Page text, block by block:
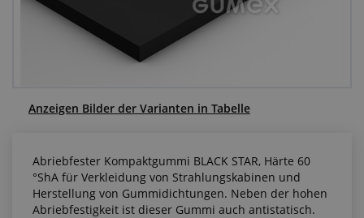
Anfragezentrum
Alles über den Einkauf
Anzeigen Bilder der Varianten in Tabelle
Abriebfester Kompaktgummi BLACK STAR, Härte 60
°ShA für Verkleidung von Strahlungskabinen und
Herstellung von Gummidichtungen. Neben der hohen
Abriebfestigkeit ist dieser Gummi auch antistatisch.